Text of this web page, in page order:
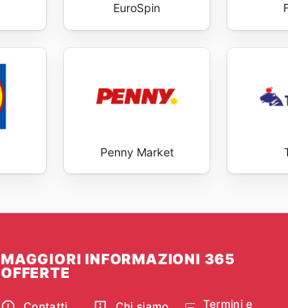
EuroSpin
Penny Market
MAGGIORI INFORMAZIONI 365
OFFERTE
Termini e